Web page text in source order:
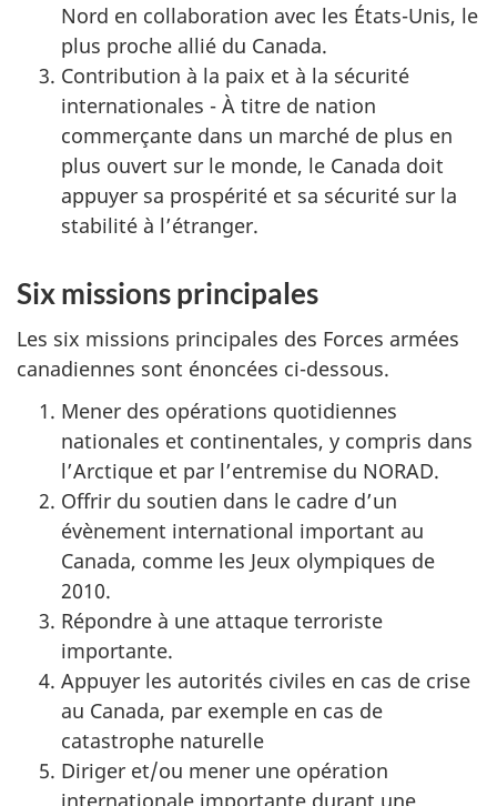
Nord en collaboration avec les États-Unis, le
plus proche allié du Canada.
Contribution à la paix et à la sécurité
internationales - À titre de nation
commerçante dans un marché de plus en
plus ouvert sur le monde, le Canada doit
appuyer sa prospérité et sa sécurité sur la
stabilité à l’étranger.
Six missions principales
Les six missions principales des Forces armées
canadiennes sont énoncées ci-dessous.
Mener des opérations quotidiennes
nationales et continentales, y compris dans
l’Arctique et par l’entremise du NORAD.
Offrir du soutien dans le cadre d’un
évènement international important au
Canada, comme les Jeux olympiques de
2010.
Répondre à une attaque terroriste
importante.
Appuyer les autorités civiles en cas de crise
au Canada, par exemple en cas de
catastrophe naturelle
Diriger et/ou mener une opération
internationale importante durant une